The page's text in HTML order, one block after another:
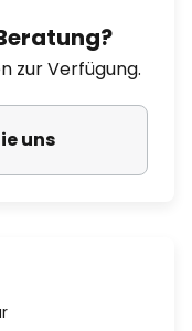
zur Verfügung.
uns